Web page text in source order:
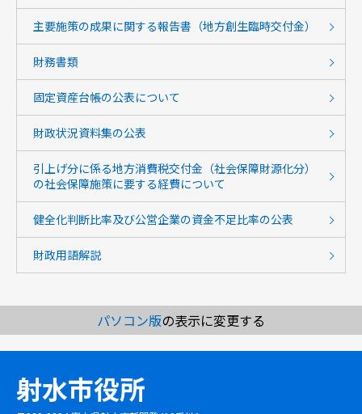
主要施策の成果に関する報告書（地方創生臨時交付金）
財務書類
固定資産台帳の公表について
財政状況資料集の公表
引上げ分に係る地方消費税交付金（社会保障財源化分）
の社会保障施策に要する経費について
健全化判断比率及び公営企業の資金不足比率の公表
財政用語解説
パソコン版の表示に変更する
射水市役所